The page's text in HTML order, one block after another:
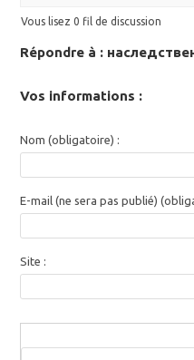
Vous lisez 0 fil de discussion
Répondre à :
Vos informations :
Nom (obligatoire) :
E-mail (ne sera pas publié)
Site :